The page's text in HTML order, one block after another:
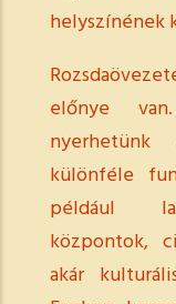
helyszínének
előnye
nyerhetünk
különféle
például
központok,
akár